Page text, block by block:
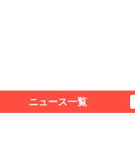
ニュース一覧